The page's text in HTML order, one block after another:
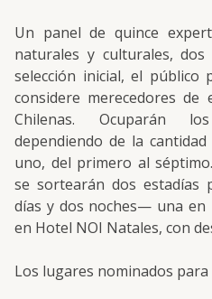
Un panel de quince
naturales y culturales,
selección inicial, el público
considere merecedores
Chilenas. Ocuparán
dependiendo de la
uno, del primero al
se sortearán dos
días y dos noches— una en
en Hotel NOI Natales, con
Los lugares nominados